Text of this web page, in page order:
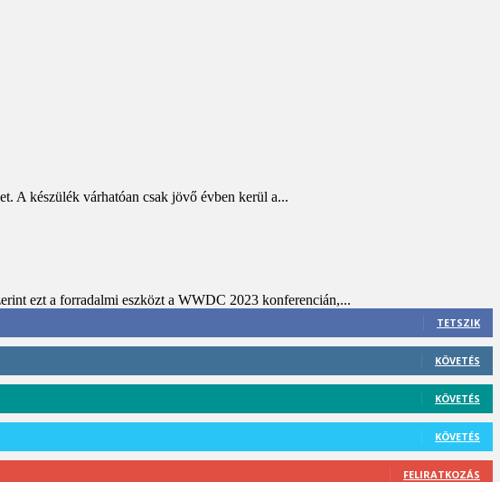
A készülék várhatóan csak jövő évben kerül a...
ezt a forradalmi eszközt a WWDC 2023 konferencián,...
TETSZIK
KÖVETÉS
KÖVETÉS
KÖVETÉS
FELIRATKOZÁS